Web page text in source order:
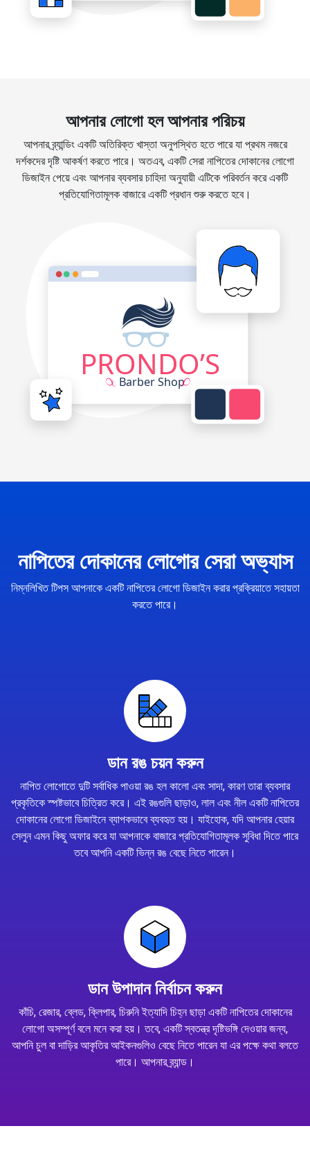
আপনার লোগো হল আপনার পরিচয়
আপনার ব্র্যান্ডিং একটি অতিরিক্ত খাস্তা অনুপস্থিত হতে পারে যা প্রথম নজরে
দর্শকদের দৃষ্টি আকর্ষণ করতে পারে। অতএব, একটি সেরা নাপিতের দোকানের লোগো
ডিজাইন পেয়ে এবং আপনার ব্যবসার চাহিদা অনুযায়ী এটিকে পরিবর্তন করে একটি
প্রতিযোগিতামূলক বাজারে একটি প্রধান শুরু করতে হবে।
নাপিতের দোকানের লোগোর সেরা অভ্যাস
নিম্নলিখিত টিপস আপনাকে একটি নাপিতের লোগো ডিজাইন করার প্রক্রিয়াতে সহায়তা
করতে পারে।
ডান রঙ চয়ন করুন
নাপিত লোগোতে দুটি সর্বাধিক পাওয়া রঙ হল কালো এবং সাদা, কারণ তারা ব্যবসার
প্রকৃতিকে স্পষ্টভাবে চিত্রিত করে। এই রঙগুলি ছাড়াও, লাল এবং নীল একটি নাপিতের
দোকানের লোগো ডিজাইনে ব্যাপকভাবে ব্যবহৃত হয়। যাইহোক, যদি আপনার হেয়ার
সেলুন এমন কিছু অফার করে যা আপনাকে বাজারে প্রতিযোগিতামূলক সুবিধা দিতে পারে
তবে আপনি একটি ভিন্ন রঙ বেছে নিতে পারেন।
ডান উপাদান নির্বাচন করুন
কাঁচি, রেজার, ব্লেড, ক্লিপার, চিরুনি ইত্যাদি চিহ্ন ছাড়া একটি নাপিতের দোকানের
লোগো অসম্পূর্ণ বলে মনে করা হয়। তবে, একটি স্বতন্ত্র দৃষ্টিভঙ্গি দেওয়ার জন্য,
আপনি চুল বা দাড়ির আকৃতির আইকনগুলিও বেছে নিতে পারেন যা এর পক্ষে কথা বলতে
পারে। আপনার ব্র্যান্ড।